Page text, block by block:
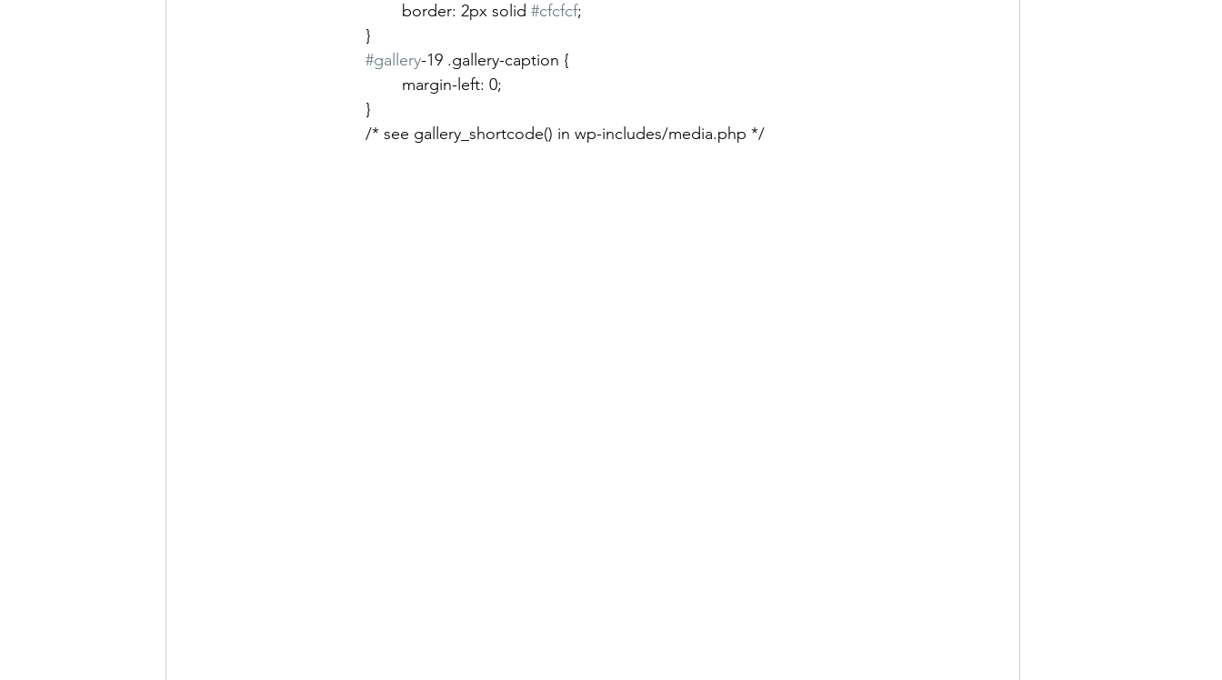
				border: 2px solid
#cfcfcf;
			}
#gallery-19 .gallery-caption {
				margin-left: 0;
			}
			/* see gallery_shortcode() in wp-includes/media.php */